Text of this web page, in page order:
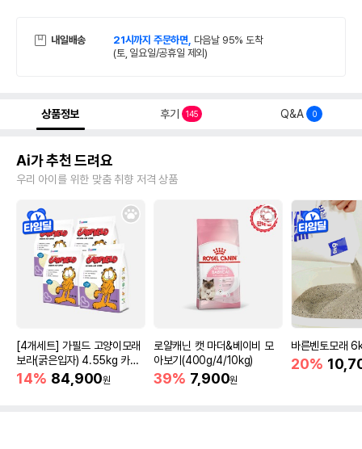
내일배송 21시까지 주문하면, 다음날 95% 도착
(토, 일요일/공휴일 제외)
상품정보 후기 145 Q&A 0
Ai가 추천 드려요
우리 아이를 위한 맞춤 취향 저격 상품
[4개세트] 가필드 고양이모래
보라(굵은입자) 4.55kg 카사
바모래
14% 84,900원
로얄캐닌 캣 마더&베이비 모
아보기(400g/4/10kg)
39% 7,900원
바른벤토모래
20%